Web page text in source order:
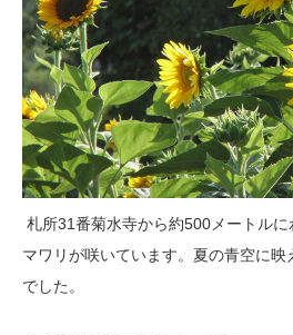
札所31番菊水寺から約500メートル
マワリが咲いています。夏の青空に
でした。